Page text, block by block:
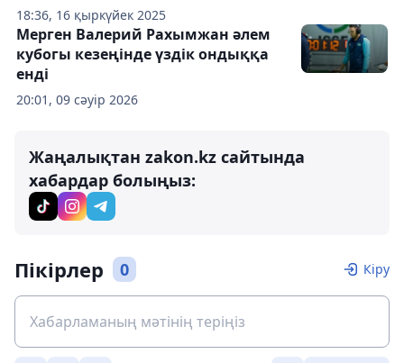
18:36, 16 қыркүйек 2025
20:01, 09 сәуір 2026
Мерген Валерий Рахымжан әлем
кубогы кезеңінде үздік ондыққа
енді
Жаңалықтан zakon.kz сайтында
хабардар болыңыз:
Пікірлер 0 Кіру